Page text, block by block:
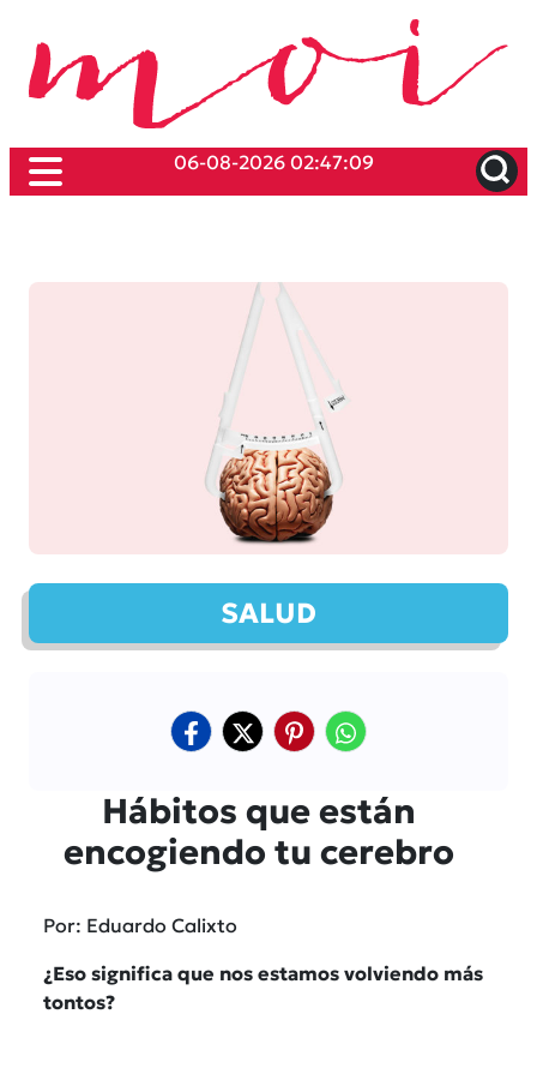
06-08-2026 02:47:09
SALUD
Hábitos que están
encogiendo tu cerebro
Por: Eduardo Calixto
¿Eso significa que nos estamos volviendo más
tontos?